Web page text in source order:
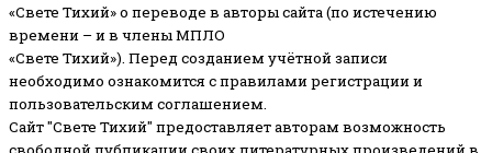
«Свете Тихий» о переводе в авторы сайта (по истечению
времени – и в члены МПЛО
«Свете Тихий»). Перед созданием учётной записи
необходимо ознакомится с правилами регистрации и
пользовательским соглашением.
Сайт "Свете Тихий" предоставляет авторам возможность